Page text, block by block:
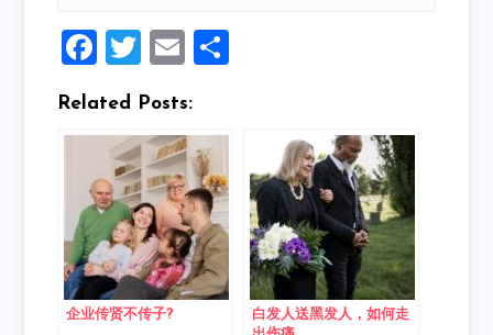
Facebook
TwitterEmail
Related Posts:
企业传贤不传子?
白发人送黑发人，如何走